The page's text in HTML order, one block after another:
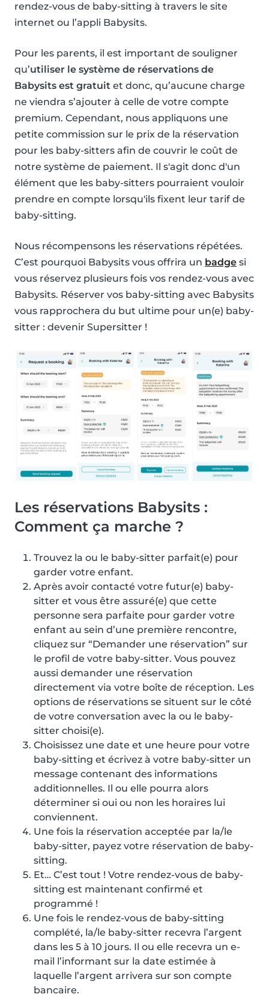
rendez-vous de baby-sitting à travers le site
internet ou l’appli Babysits.
Pour les parents, il est important de souligner
qu’utiliser le système de réservations de
Babysits est gratuit et donc, qu’aucune charge
ne viendra s’ajouter à celle de votre compte
premium. Cependant, nous appliquons une
petite commission sur le prix de la réservation
pour les baby-sitters afin de couvrir le coût de
notre système de paiement. Il s'agit donc d'un
élément que les baby-sitters pourraient vouloir
prendre en compte lorsqu'ils fixent leur tarif de
baby-sitting.
Nous récompensons les réservations répétées.
C’est pourquoi Babysits vous offrira un badge si
vous réservez plusieurs fois vos rendez-vous avec
Babysits. Réserver vos baby-sitting avec Babysits
vous rapprochera du but ultime pour un(e) baby-
sitter : devenir Supersitter !
Les réservations Babysits :
Comment ça marche ?
Trouvez la ou le baby-sitter parfait(e) pour
garder votre enfant.
Après avoir contacté votre futur(e) baby-
sitter et vous être assuré(e) que cette
personne sera parfaite pour garder votre
enfant au sein d’une première rencontre,
cliquez sur “Demander une réservation” sur
le profil de votre baby-sitter. Vous pouvez
aussi demander une réservation
directement via votre boîte de réception. Les
options de réservations se situent sur le côté
de votre conversation avec la ou le baby-
sitter choisi(e).
Choisissez une date et une heure pour votre
baby-sitting et écrivez à votre baby-sitter un
message contenant des informations
additionnelles. Il ou elle pourra alors
déterminer si oui ou non les horaires lui
conviennent.
Une fois la réservation acceptée par la/le
baby-sitter, payez votre réservation de baby-
sitting.
Et… C’est tout ! Votre rendez-vous de baby-
sitting est maintenant confirmé et
programmé !
Une fois le rendez-vous de baby-sitting
complété, la/le baby-sitter recevra l’argent
dans les 5 à 10 jours. Il ou elle recevra un e-
mail l’informant sur la date estimée à
laquelle l’argent arrivera sur son compte
bancaire.